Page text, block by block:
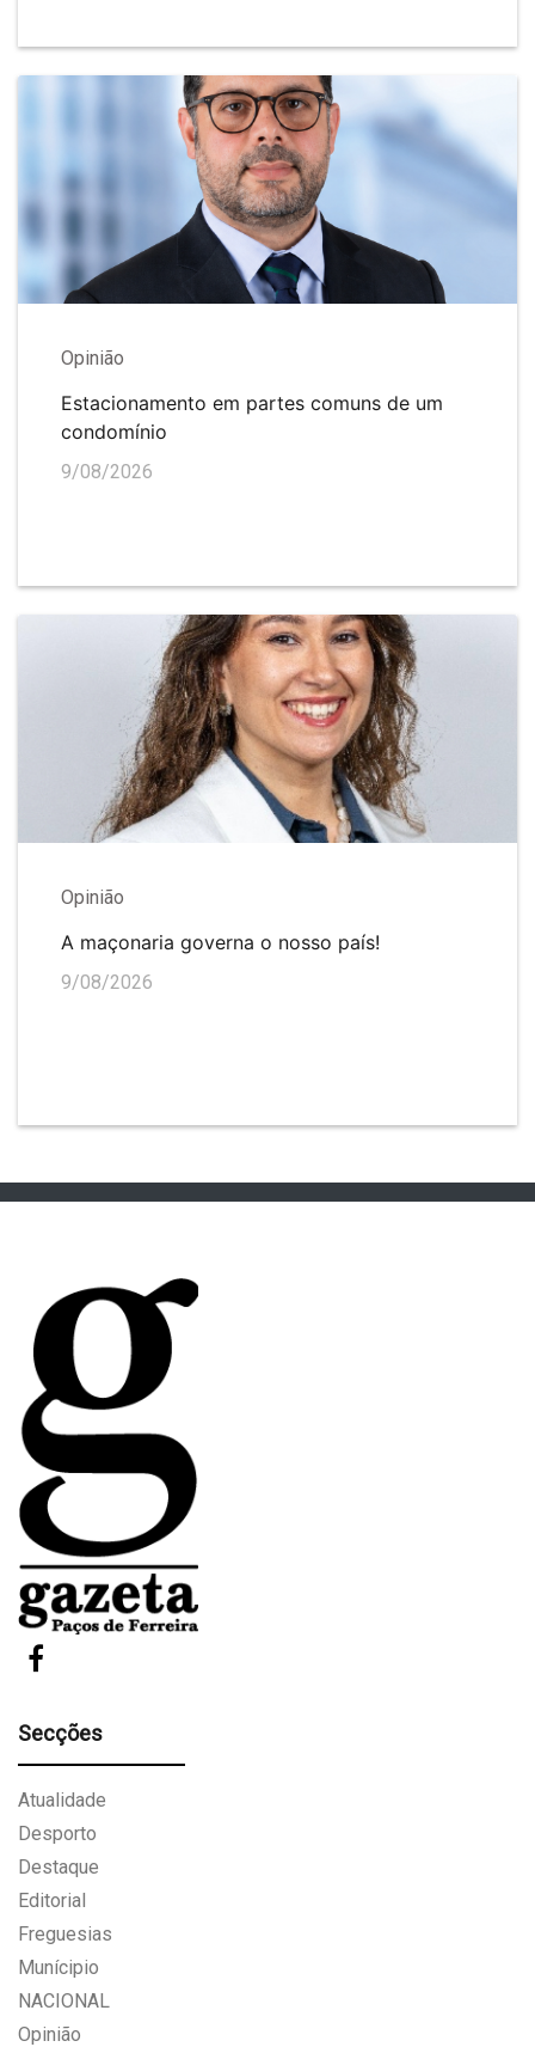
Opinião
Estacionamento em partes comuns de um
condomínio
9/08/2026
Opinião
A maçonaria governa o nosso país!
9/08/2026
Secções
Atualidade
Desporto
Destaque
Editorial
Freguesias
Munícipio
NACIONAL
Opinião